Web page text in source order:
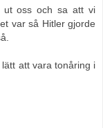
ut oss och sa att vi
var så Hitler gjorde
att vara tonåring i